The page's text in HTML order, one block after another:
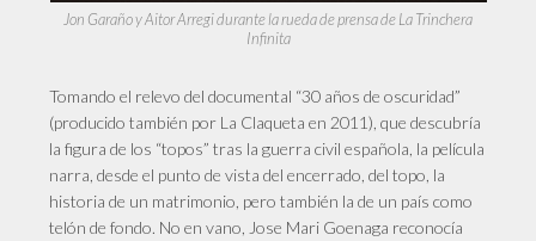
Jon Garaño y Aitor Arregi durante la rueda de prensa de La Trinchera
Infinita
Tomando el relevo del documental “30 años de oscuridad”
(producido también por La Claqueta en 2011), que descubría
la figura de los “topos” tras la guerra civil española, la película
narra, desde el punto de vista del encerrado, del topo, la
historia de un matrimonio, pero también la de un país como
telón de fondo. No en vano, Jose Mari Goenaga reconocía